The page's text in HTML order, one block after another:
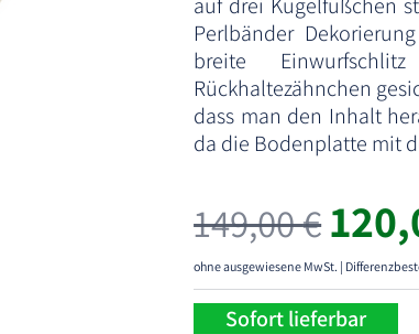
auf drei Kugelfüßchen
Perlbänder
breite
Rückhaltezähnchen
dass man den Inhalt
da die Bodenplatte mit
149,00€
war:
ohne ausgewiesene MwSt. |
Sofort lieferbar